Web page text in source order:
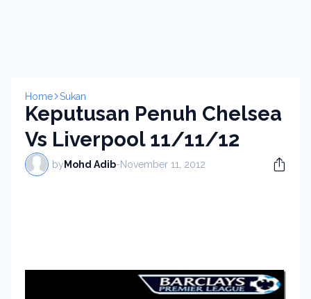
Home Sukan
Keputusan Penuh Chelsea
Vs Liverpool 11/11/12
by Mohd Adib-November 11, 2012